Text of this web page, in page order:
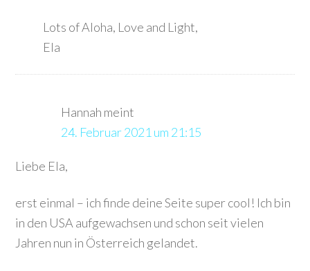
Lots of Aloha, Love and Light,
Ela
Hannah meint
24. Februar 2021 um 21:15
Liebe Ela,
erst einmal – ich finde deine Seite super cool! Ich bin
in den USA aufgewachsen und schon seit vielen
Jahren nun in Österreich gelandet.